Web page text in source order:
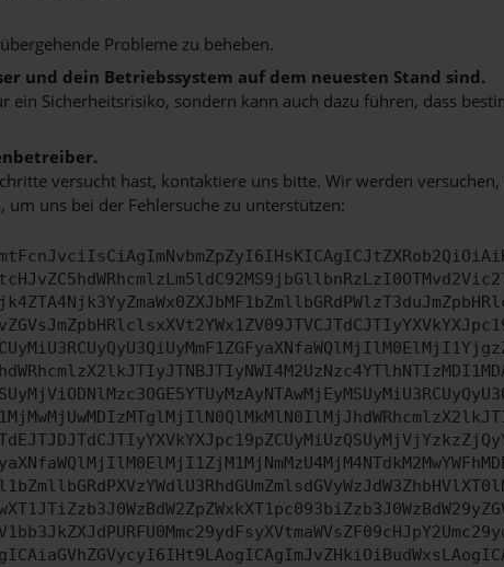
Probleme zu beheben.
und dein Betriebssystem auf dem neuesten Stand sind.
ein Sicherheitsrisiko, sondern kann auch dazu führen, dass
versucht hast, kontaktiere uns bitte. Wir werden
um uns bei der Fehlersuche zu unterstützen: